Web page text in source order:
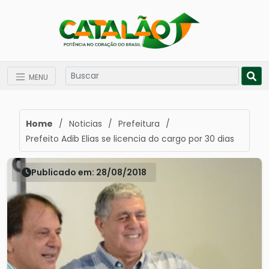
MENU
Home / Noticias / Prefeitura /
Prefeito Adib Elias se licencia do cargo por 30 dias
Publicado em: 28/08/2018